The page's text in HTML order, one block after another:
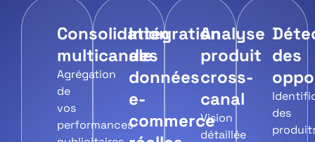
Consolidation
multicanale
Agrégation
de
vos
performances
Intégration
des
données
e-
commerce
Analyse
produit
cross-
canal
Vision
détaillée
des
des